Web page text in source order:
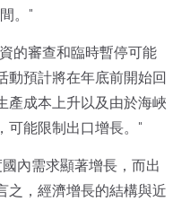
。"
的審查和臨時暫停可能
動預計將在年底前開始回
產成本上升以及由於海峽
可能限制出口增長。"
內需求顯著增長，而出
之，經濟增長的結構與近